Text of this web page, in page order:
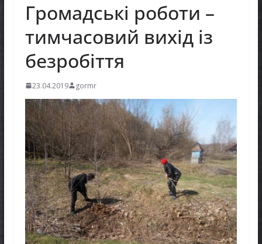
Громадські роботи –
тимчасовий вихід із
безробіття
23.04.2019 gormr